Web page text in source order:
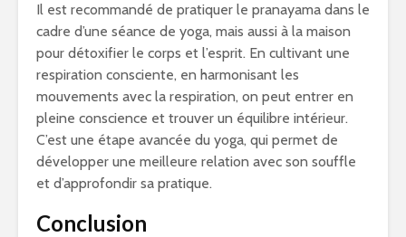
Il est recommandé de pratiquer le pranayama dans le
cadre d’une séance de yoga, mais aussi à la maison
pour détoxifier le corps et l’esprit. En cultivant une
respiration consciente, en harmonisant les
mouvements avec la respiration, on peut entrer en
pleine conscience et trouver un équilibre intérieur.
C’est une étape avancée du yoga, qui permet de
développer une meilleure relation avec son souffle
et d’approfondir sa pratique.
Conclusion